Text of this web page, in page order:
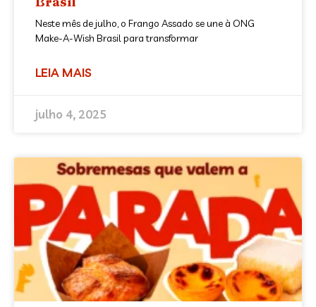
Neste mês de julho, o Frango Assado se une à ONG
Make-A-Wish Brasil para transformar
LEIA MAIS
julho 4, 2025